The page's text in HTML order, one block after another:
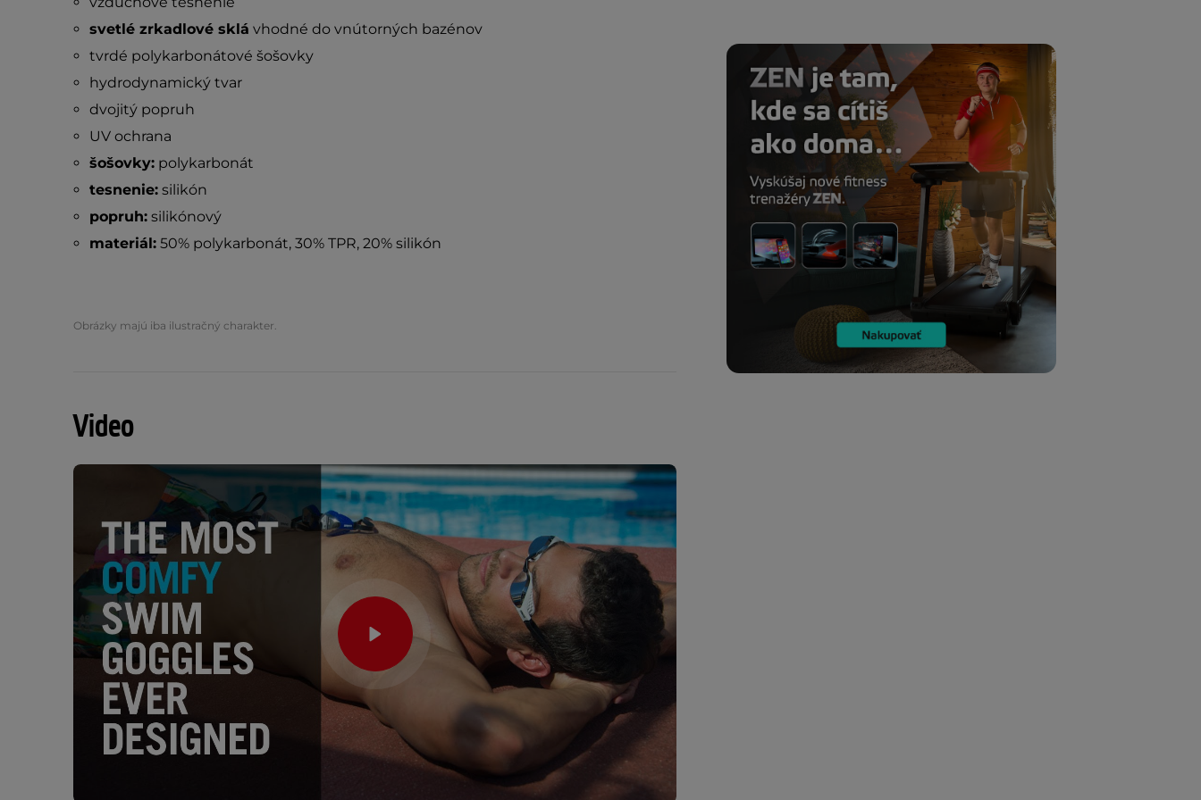
svetlé zrkadlové sklá vhodné do vnútorných bazénov
tvrdé polykarbonátové šošovky
hydrodynamický tvar
dvojitý popruh
UV ochrana
šošovky:polykarbonát
tesnenie:silikón
popruh:silikónový
materiál:50% polykarbonát, 30% TPR, 20% silikón
Obrázky majú iba ilustračný charakter.
Video